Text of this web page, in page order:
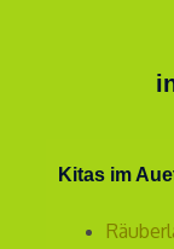
Kitas im